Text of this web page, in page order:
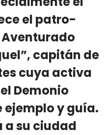
el patro­
Aventurado
capitán de
cuya activa
Demonio
ejemplo y guía.
a su ciudad